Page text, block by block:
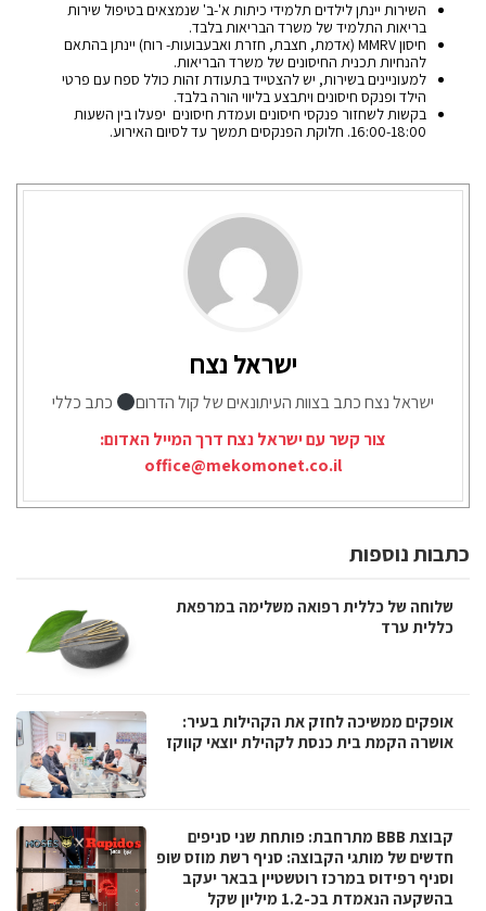
השירות יינתן לילדים תלמידי כיתות א'-ב' שנמצאים בטיפול שירות
בריאות התלמיד של משרד הבריאות בלבד.
חיסון MMRV (אדמת, חצבת, חזרת ואבעבועות- רוח) יינתן בהתאם
להנחיות תכנית החיסונים של משרד הבריאות.
למעוניינים בשירות, יש להצטייד בתעודת זהות כולל ספח עם פרטי
הילד ופנקס חיסונים ויתבצע בליווי הורה בלבד.
בקשות לשחזור פנקסי חיסונים ועמדת חיסונים יפעלו בין השעות
16:00-18:00. חלוקת הפנקסים תמשך עד לסיום האירוע.
ישראל נצח
ישראל נצח כתב בצוות העיתונאים של קול הדרום
כתב כללי
צור קשר עם ישראל נצח דרך המייל האדום:
office@mekomonet.co.il
כתבות נוספות
שלוחה של כללית רפואה משלימה במרפאת
כללית ערד
אופקים ממשיכה לחזק את הקהילות בעיר:
אושרה הקמת בית כנסת לקהילת יוצאי קווקז
קבוצת BBB מתרחבת: פותחת שני סניפים
חדשים של מותגי הקבוצה: סניף רשת מוזס שופ
וסניף רפידוס במרכז רוטשטיין בבאר יעקב
בהשקעה הנאמדת בכ-1.2 מיליון שקל